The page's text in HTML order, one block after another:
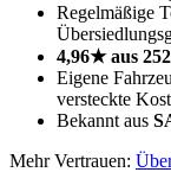
Was ist
Brauche ich als
Schweiz?
Wie teuer ist das
Was kostet eine
Wie funktioniert
09 Wie hoch sind
10Kann ich mein